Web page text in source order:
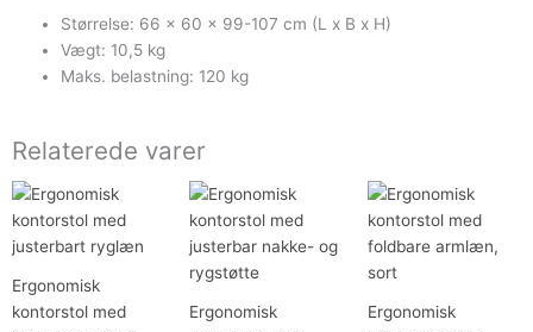
Størrelse: 66 x 60 x 99-107 cm (L x B x H)
Vægt: 10,5 kg
Maks. belastning: 120 kg
Relaterede varer
Ergonomisk
kontorstol med
Den
pris
var:
Den
pris
er:
Ergonomisk
Den
pris
var:
Den
pris
er:
Ergonomisk
Den
pris
var:
Den
pris
er: